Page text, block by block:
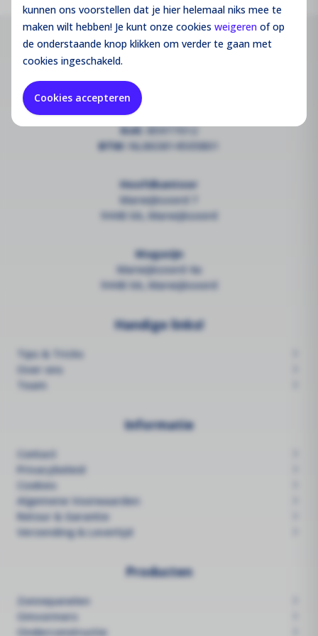
kunnen ons voorstellen dat je hier helemaal niks mee te
maken wilt hebben! Je kunt onze cookies weigeren of op
de onderstaande knop klikken om verder te gaan met
cookies ingeschakeld.
Cookies accepteren
info@groothandelsolar.com
+3185 301 52 31
KvK:85977012
BTW: NL863814505B01
Hoofdkantoor
Marwijksoord 7
9448 XA, Marwijksoord
Magazijn
Marwijksoord 4a
9448 XA, Marwijksoord
Handige links!
Tips & Tricks
Over ons
Team
Informatie
Contact
Privacybeleid
Cookies
Algemene Voorwaarden
Retour & Garantie
Verzending & Levertijd
Producten
Zonnepanelen
Omvormers
Onderconstructie